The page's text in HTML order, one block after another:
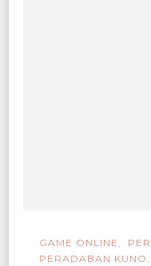
GAME ONLINE
PERADABAN KUNO